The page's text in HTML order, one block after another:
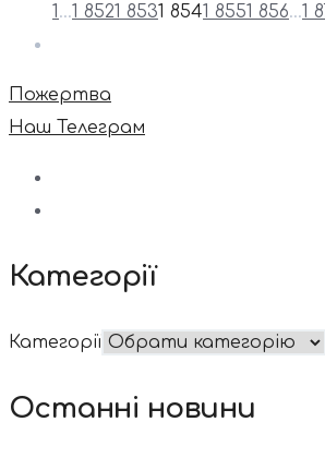
1 …1 8521 8531 8541 8551 856…1
Пожертва
Наш Телеграм
Категорії
Категорії
Останні новини